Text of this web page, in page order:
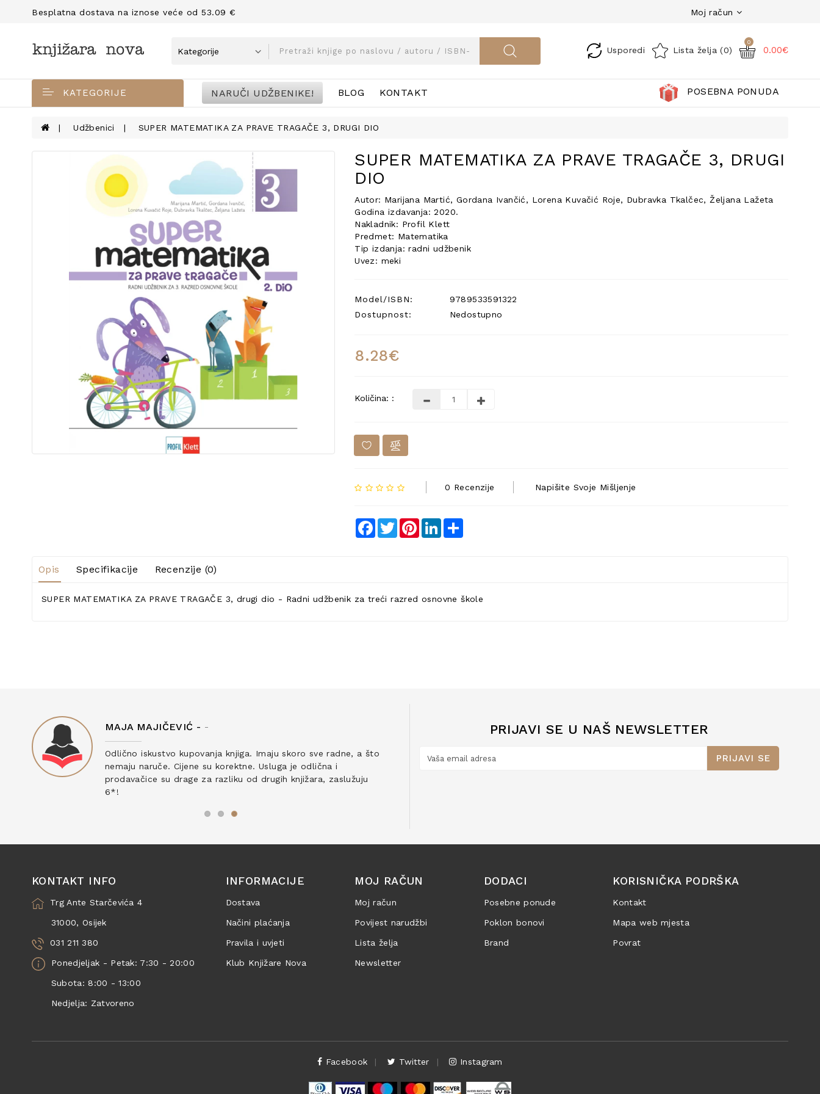
Besplatna dostava na iznose veće od 53.09 € Moj račun
Usporedi Lista želja (0)
0
0.00€
KATEGORIJE NARUČI UDŽBENIKE! BLOG KONTAKT POSEBNA PONUDA
Udžbenici SUPER MATEMATIKA ZA PRAVE TRAGAČE 3, DRUGI DIO
SUPER MATEMATIKA ZA PRAVE TRAGAČE 3, DRUGI
DIO
Autor: Marijana Martić, Gordana Ivančić, Lorena Kuvačić Roje, Dubravka Tkalčec, Željana Lažeta
Godina izdavanja: 2020.
Nakladnik: Profil Klett
Predmet: Matematika
Tip izdanja: radni udžbenik
Uvez: meki
Model/ISBN:
9789533591322
Dostupnost:
Nedostupno
8.28€
Količina: :
0 Recenzije Napišite Svoje Mišljenje
Facebook
TwitterPinterestLinkedIn
Opis Specifikacije Recenzije (0)
SUPER MATEMATIKA ZA PRAVE TRAGAČE 3, drugi dio - Radni udžbenik za treći razred osnovne škole
MAJA MAJIČEVIĆ - -
Odlično iskustvo kupovanja knjiga. Imaju skoro sve radne, a što
nemaju naruče. Cijene su korektne. Usluga je odlična i
prodavačice su drage za razliku od drugih knjižara, zaslužuju
6*!
PRIJAVI SE U NAŠ NEWSLETTER
PRIJAVI SE
KONTAKT INFO
Trg Ante Starčevića 4
31000, Osijek
031 211 380
Ponedjeljak - Petak: 7:30 - 20:00
Subota: 8:00 - 13:00
Nedjelja: Zatvoreno
INFORMACIJE
Dostava
Načini plaćanja
Pravila i uvjeti
Klub Knjižare Nova
MOJ RAČUN
Moj račun
Povijest narudžbi
Lista želja
Newsletter
DODACI
Posebne ponude
Poklon bonovi
Brand
KORISNIČKA PODRŠKA
Kontakt
Mapa web mjesta
Povrat
Facebook Twitter Instagram